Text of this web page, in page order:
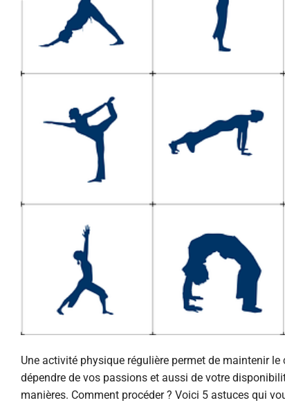
Une activité physique régulière permet de maintenir
dépendre de vos passions et aussi de votre
manières. Comment procéder ? Voici 5 astuces qui